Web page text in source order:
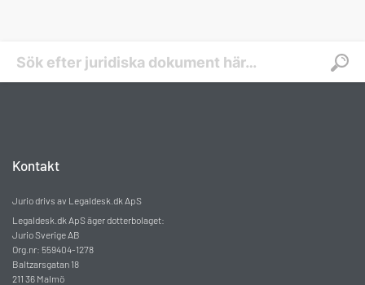
Kontakt
Jurio drivs av Legaldesk.dk ApS
Legaldesk.dk ApS äger dotterbolaget:
Jurio Sverige AB
Org.nr: 559404-1278
Baltzarsgatan 18
211 36 Malmö